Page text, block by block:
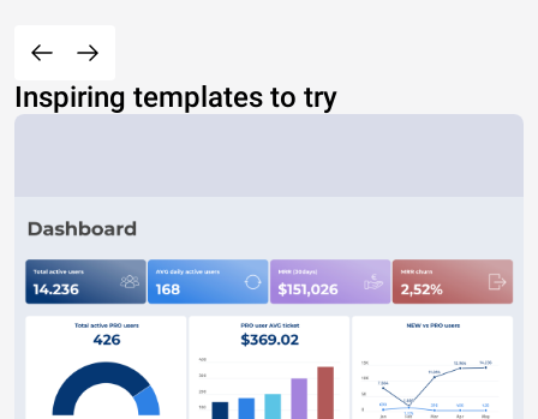
Inspiring templates to try